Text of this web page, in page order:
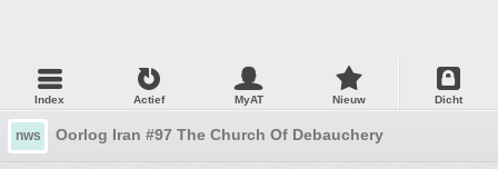
Index Actief MyAT Nieuw Dicht
nws Oorlog Iran #97 The Church Of Debauchery